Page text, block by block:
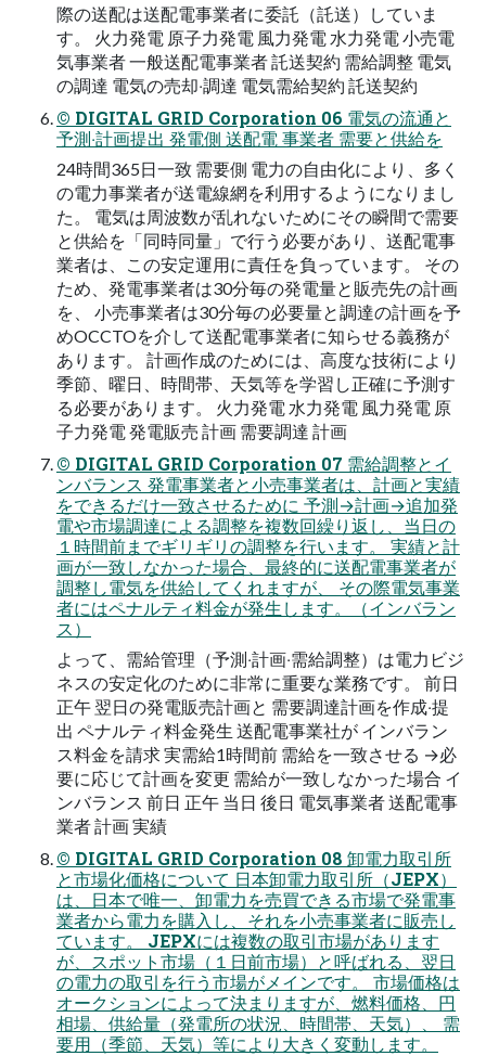
際の送配は送配電事業者に委託（託送）していま
す。 ⽕⼒発電 原⼦⼒発電 ⾵⼒発電 ⽔⼒発電 ⼩売電
気事業者 ⼀般送配電事業者 託送契約 需給調整 電気
の調達 電気の売却‧調達 電気需給契約 託送契約
© DIGITAL GRID Corporation 06 電気の流通と
予測‧計画提出 発電側 送配電 事業者 需要と供給を
24時間365⽇⼀致 需要側 電⼒の⾃由化により、多く
の電⼒事業者が送電線網を利⽤するようになりまし
た。 電気は周波数が乱れないためにその瞬間で需要
と供給を「同時同量」で⾏う必要があり、送配電事
業者は、この安定運⽤に責任を負っています。 その
ため、発電事業者は30分毎の発電量と販売先の計画
を、 ⼩売事業者は30分毎の必要量と調達の計画を予
めOCCTOを介して送配電事業者に知らせる義務が
あります。 計画作成のためには、⾼度な技術により
季節、曜⽇、時間帯、天気等を学習し正確に予測す
る必要があります。 ⽕⼒発電 ⽔⼒発電 ⾵⼒発電 原
⼦⼒発電 発電販売 計画 需要調達 計画
© DIGITAL GRID Corporation 07 需給調整とイ
ンバランス 発電事業者と⼩売事業者は、計画と実績
をできるだけ⼀致させるために 予測→計画→追加発
電や市場調達による調整を複数回繰り返し、当⽇の
１時間前までギリギリの調整を⾏います。 実績と計
画が⼀致しなかった場合、最終的に送配電事業者が
調整し電気を供給してくれますが、 その際電気事業
者にはペナルティ料⾦が発⽣します。（インバラン
ス）
よって、需給管理（予測‧計画‧需給調整）は電⼒ビジ
ネスの安定化のために⾮常に重要な業務です。 前⽇
正午 翌⽇の発電販売計画と 需要調達計画を作成‧提
出 ペナルティ料⾦発⽣ 送配電事業社が インバラン
ス料⾦を請求 実需給1時間前 需給を⼀致させる →必
要に応じて計画を変更 需給が⼀致しなかった場合 イ
ンバランス 前⽇ 正午 当⽇ 後⽇ 電気事業者 送配電事
業者 計画 実績
© DIGITAL GRID Corporation 08 卸電⼒取引所
と市場化価格について ⽇本卸電⼒取引所（JEPX）
は、⽇本で唯⼀、卸電⼒を売買できる市場で発電事
業者から電⼒を購⼊し、それを⼩売事業者に販売し
ています。 JEPXには複数の取引市場があります
が、スポット市場（１⽇前市場）と呼ばれる、翌⽇
の電⼒の取引を⾏う市場がメインです。 市場価格は
オークションによって決まりますが、燃料価格、円
相場、供給量（発電所の状況、時間帯、天気）、 需
要⽤（季節、天気）等により⼤きく変動します。